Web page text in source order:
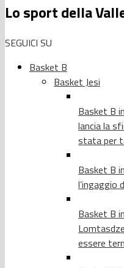
Lo sport della
SEGUICI SU
Basket B
Basket Jesi
Basket B
lancia la
stata per
Basket B
l’ingaggio
Basket B
essere